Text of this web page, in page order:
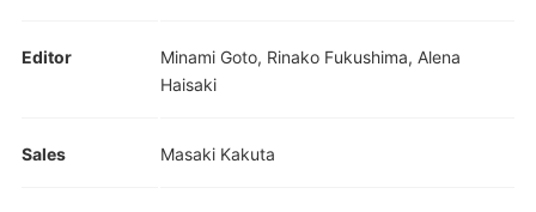
Editor
Minami Goto, Rinako Fukushima, Alena
Haisaki
Sales Masaki Kakuta